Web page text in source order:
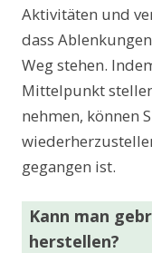
Aktivitäten und
dass
Weg stehen.
Mittelpunkt
nehmen, können
gegangen ist.
Kann man
herstellen?